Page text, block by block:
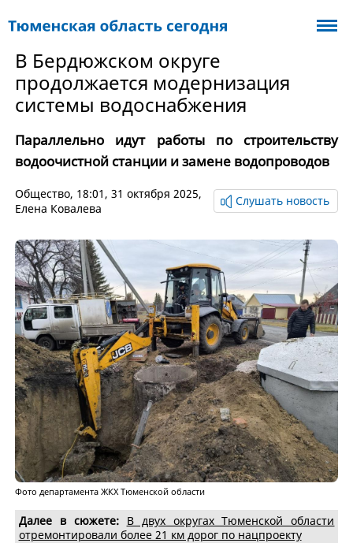
В Бердюжском округе
продолжается модернизация
системы водоснабжения
Параллельно идут работы по строительству
водоочистной станции и замене водопроводов
Общество, 18:01, 31 октября 2025,
Елена Ковалева
Слушать новость
Фото департамента ЖКХ Тюменской области
Далее в сюжете:
В двух округах Тюменской области
отремонтировали более 21 км дорог по нацпроекту